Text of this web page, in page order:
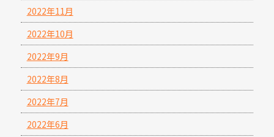
2022年11月
2022年10月
2022年9月
2022年8月
2022年7月
2022年6月